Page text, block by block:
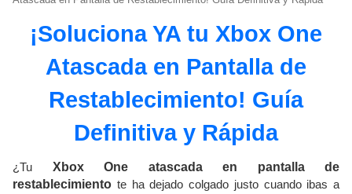
n
¡Soluciona YA tu Xbox One
Atascada en Pantalla de
Restablecimiento! Guía
Definitiva y Rápida
¿Tu Xbox One atascada en pantalla de
restablecimiento te ha dejado colgado justo cuando ibas a